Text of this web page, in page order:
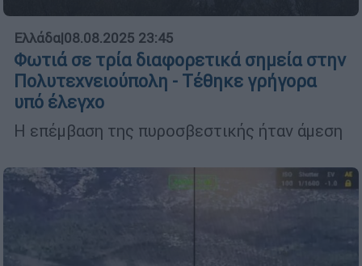
Ελλάδα|08.08.2025 23:45
Φωτιά σε τρία διαφορετικά σημεία στην
Πολυτεχνειούπολη - Τέθηκε γρήγορα
υπό έλεγχο
Η επέμβαση της πυροσβεστικής ήταν άμεση